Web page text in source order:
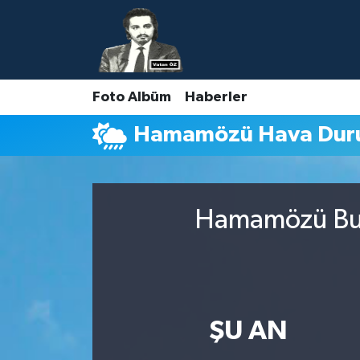
Foto Albüm Haberler
Hamamözü Hava
Hamamözü
ŞU AN
Nöbetçi Eczaneler
Hava Durumu
Namaz Vakitleri
Trafik Durumu
Süper Lig Puan Durumu ve Fikstür